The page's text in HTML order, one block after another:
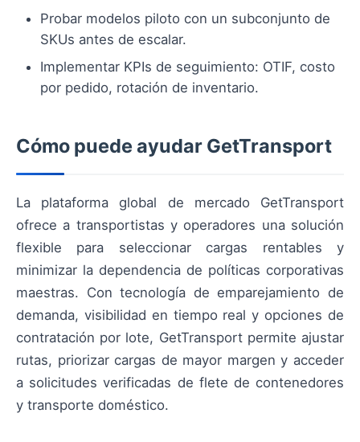
Probar modelos piloto con un subconjunto de
SKUs antes de escalar.
Implementar KPIs de seguimiento: OTIF, costo
por pedido, rotación de inventario.
Cómo puede ayudar GetTransport
La plataforma global de mercado GetTransport
ofrece a transportistas y operadores una solución
flexible para seleccionar cargas rentables y
minimizar la dependencia de políticas corporativas
maestras. Con tecnología de emparejamiento de
demanda, visibilidad en tiempo real y opciones de
contratación por lote, GetTransport permite ajustar
rutas, priorizar cargas de mayor margen y acceder
a solicitudes verificadas de flete de contenedores
y transporte doméstico.